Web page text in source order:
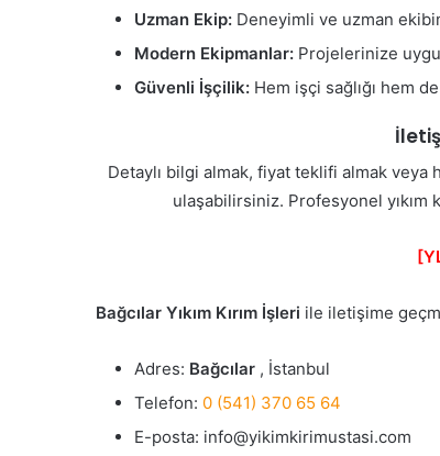
Uzman Ekip: Deneyimli ve uzman
Modern Ekipmanlar: Projelerinize
Güvenli İşçilik: Hem işçi sağlığı hem
Detaylı bilgi almak, fiyat teklifi almak
ulaşabilirsiniz. Profesyonel
Bağcılar Yıkım Kırım İşleri ile iletişime
Adres: Bağcılar , İstanbul
Telefon: 0 (541) 370 65 64
E-posta: info@yikimkirimustasi.com